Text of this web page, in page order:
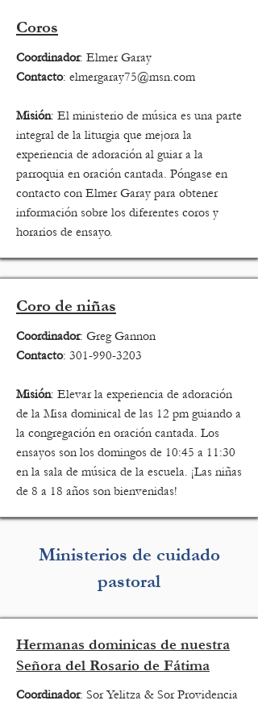
Coros
Coordinador: Elmer Garay
Contacto: elmergaray75@msn.com
Misión: El ministerio de música es una parte
integral de la liturgia que mejora la
experiencia de adoración al guiar a la
parroquia en oración cantada. Póngase en
contacto con Elmer Garay para obtener
información sobre los diferentes coros y
horarios de ensayo.
Coro de niñas
Coordinador: Greg Gannon
Contacto: 301-990-3203
Misión: Elevar la experiencia de adoración
de la Misa dominical de las 12 pm guiando a
la congregación en oración cantada. Los
ensayos son los domingos de 10:45 a 11:30
en la sala de música de la escuela. ¡Las niñas
de 8 a 18 años son bienvenidas!
Ministerios de cuidado
pastoral
Hermanas dominicas de nuestra
Señora del Rosario de Fátima
Coordinador: Sor Yelitza & Sor Providencia